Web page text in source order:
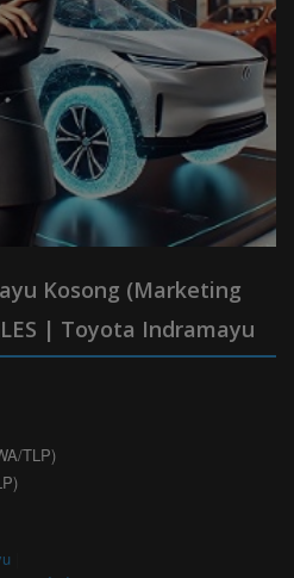
Kosong (Marketing
| Toyota Indramayu
TLP)